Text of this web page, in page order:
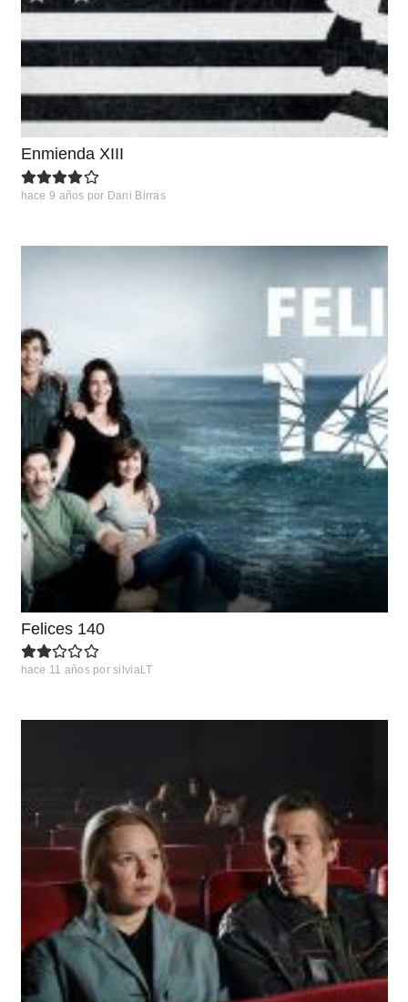
Enmienda XIII
hace 9 años por Dani Birras
Felices 140
hace 11 años por silviaLT